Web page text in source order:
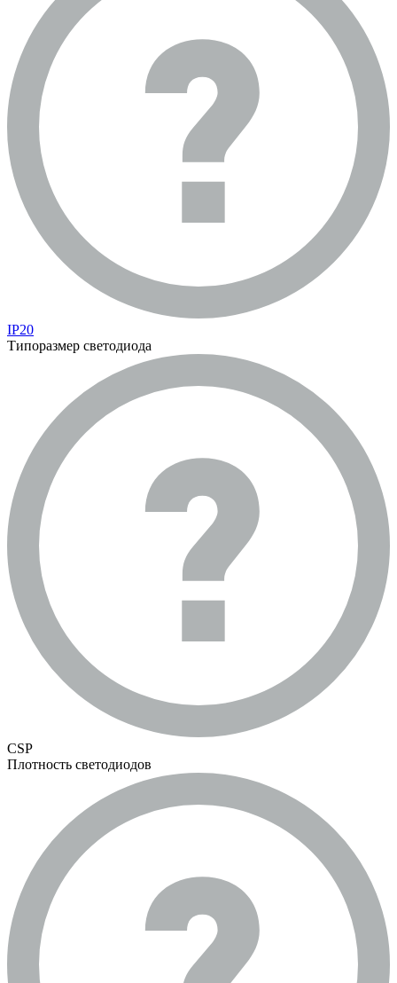
IP20
Типоразмер светодиода
CSP
Плотность светодиодов